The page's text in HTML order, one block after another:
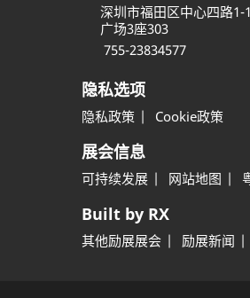
深圳市福田区中心四路1-
广场3座303
755-23834577
隐私选项
隐私政策 Cookie政策
展会信息
可持续发展 网站地图
Built by RX
其他励展展会 励展新闻